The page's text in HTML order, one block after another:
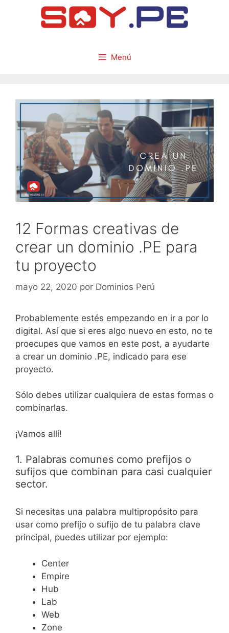
Menú
12 Formas creativas de
crear un dominio .PE para
tu proyecto
mayo 22, 2020 por Dominios Perú
Probablemente estés empezando en ir a por lo
digital. Así que si eres algo nuevo en esto, no te
proecupes que vamos en este post, a ayudarte
a crear un dominio .PE, indicado para ese
proyecto.
Sólo debes utilizar cualquiera de estas formas o
combinarlas.
¡Vamos allí!
1. Palabras comunes como prefijos o
sufijos que combinan para casi cualquier
sector.
Si necesitas una palabra multipropósito para
usar como prefijo o sufijo de tu palabra clave
principal, puedes utilizar por ejemplo:
Center
Empire
Hub
Lab
Web
Zone